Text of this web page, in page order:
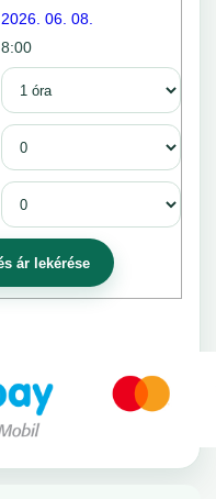
2026. 06. 08.
8:00